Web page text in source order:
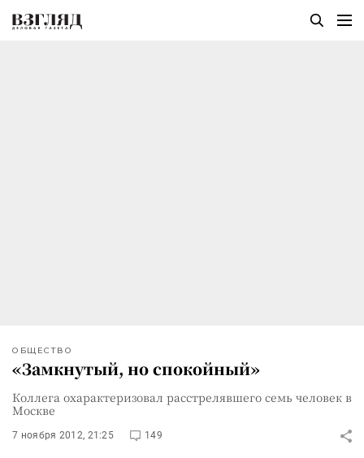
ОБЩЕСТВО
«Замкнутый, но спокойный»
Коллега охарактеризовал расстрелявшего семь человек в
Москве
7 ноября 2012, 21:25 149